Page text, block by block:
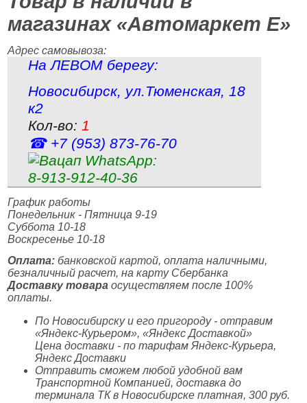
магазинах «Автомаркет Е»
Адрес самовывоза:
На ЛЕВОМ берегу:
Новосибирск, ул.Тюменская, 18
к2
Кол-во: 1
☎ +7 (953) 873‑76‑70
WhatsApp:
8‑913‑912‑40‑36
График работы
Понедельник - Пятница 9-19
Суббота 10-18
Воскресенье 10-18
Оплата: банковской картой, оплата наличными,
безналичный расчет, на карту Сбербанка
Доставку товара осуществляем после 100%
оплаты.
По Новосибирску и его пригороду - отправим
«Яндекс-Курьером», «Яндекс Доставкой»
Цена доставки - по тарифам Яндекс-Курьера,
Яндекс Доставки
Отправить сможем любой удобной вам
Транспортной Компанией, доставка до
терминала ТК в Новосибирске платная, 300 руб.